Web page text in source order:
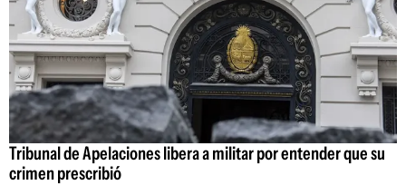
Tribunal de Apelaciones libera a militar por entender que su
crimen prescribió